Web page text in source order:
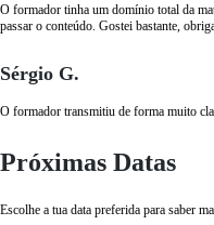
O formador tinha um domínio total da
passar o conteúdo. Gostei bastante,
Sérgio G.
O formador transmitiu de forma muito
Próximas Datas
Escolhe a tua data preferida para saber